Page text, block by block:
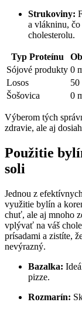
Strukoviny:
a vlákninu, čo
cholesterolu.
Typ Proteínu
Sójové produkty 0
Losos
50
Šošovica
0
Výberom tých
zdravie, ale aj
Použitie
soli
Jednou z
využitie bylín a
chuť, ale aj mnoho
vplývať na váš
prísadami a zistíte,
nevýrazný.
Bazalka:
pizze.
Rozmarín: